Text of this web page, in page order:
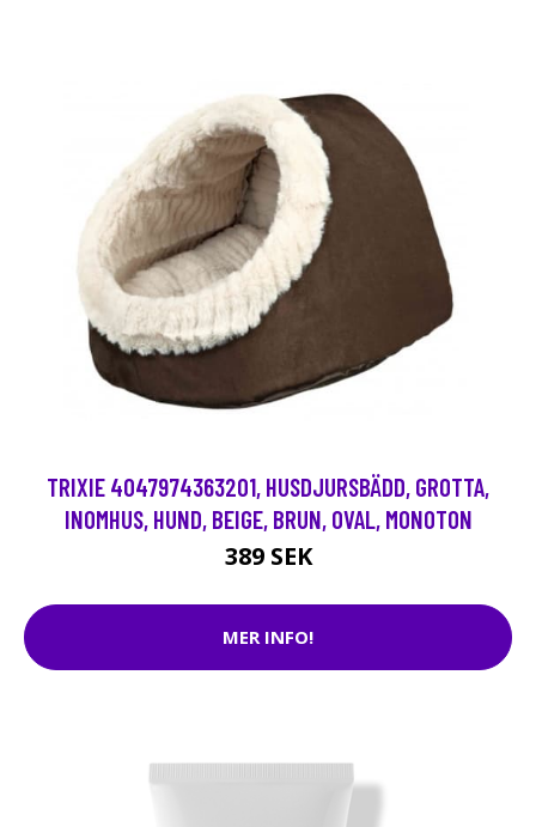
TRIXIE 4047974363201, HUSDJURSBÄDD, GROTTA,
INOMHUS, HUND, BEIGE, BRUN, OVAL, MONOTON
389 SEK
MER INFO!